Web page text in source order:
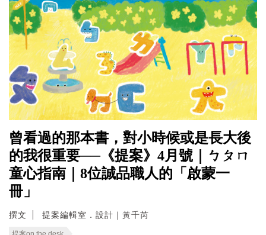
曾看過的那本書，對小時候或是長大後
的我很重要──《提案》4月號｜ㄅㄆㄇ
童心指南｜8位誠品職人的「啟蒙一
冊」
撰文 提案編輯室．設計｜黃千芮